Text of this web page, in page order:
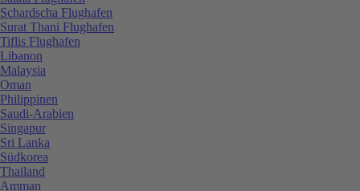
Schardscha Flughafen
Surat Thani Flughafen
Tiflis Flughafen
Libanon
Malaysia
Oman
Philippinen
Saudi-Arabien
Singapur
Sri Lanka
Südkorea
Thailand
Amman